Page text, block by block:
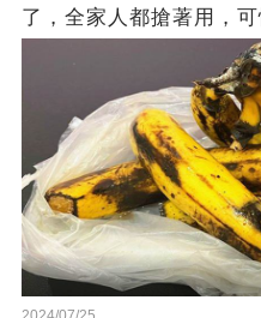
了，全家人都搶著用，